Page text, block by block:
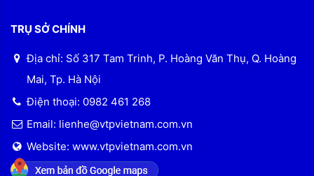
TRỤ SỞ CHÍNH
Địa chỉ: Số 317 Tam Trinh, P. Hoàng Văn Thụ, Q. Hoàng
Mai, Tp. Hà Nội
Điện thoại: 0982 461 268
Email: lienhe@vtpvietnam.com.vn
Website: www.vtpvietnam.com.vn